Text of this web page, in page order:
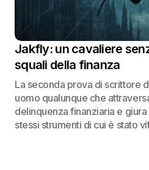
Jakfly: un cavaliere
squali della finanza
La seconda prova di scrittore
uomo qualunque che
delinquenza finanziaria e
stessi strumenti di cui è stato